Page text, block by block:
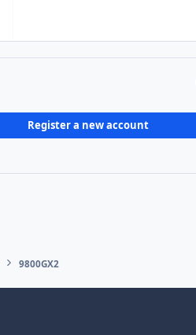
Register a new account
9800GX2